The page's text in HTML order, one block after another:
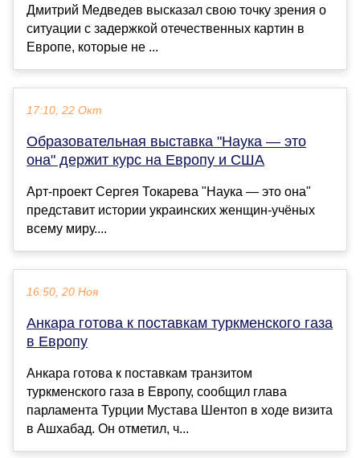
Дмитрий Медведев высказал свою точку зрения о
ситуации с задержкой отечественных картин в
Европе, которые не ...
17:10, 22 Окт
Образовательная выставка "Наука — это
она" держит курс на Европу и США
Арт-проект Сергея Токарева "Наука — это она"
представит истории украинских женщин-учёных
всему миру....
16:50, 20 Ноя
Анкара готова к поставкам туркменского газа
в Европу
Анкара готова к поставкам транзитом
туркменского газа в Европу, сообщил глава
парламента Турции Мустава Шентоп в ходе визита
в Ашхабад. Он отметил, ч...